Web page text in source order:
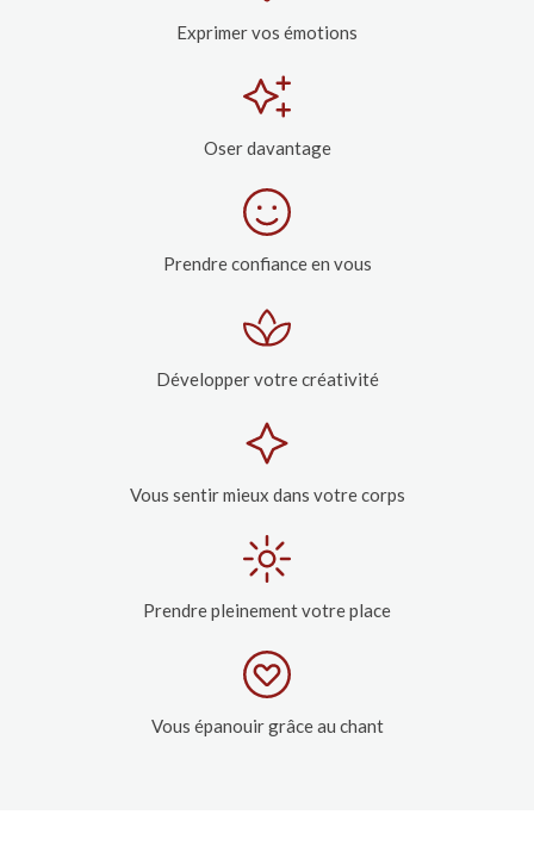
Exprimer vos émotions
Oser davantage
Prendre confiance en vous
Développer votre créativité
Vous sentir mieux dans votre corps
Prendre pleinement votre place
Vous épanouir grâce au chant